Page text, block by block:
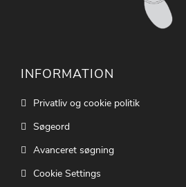
INFORMATION
Privatliv og cookie politik
Søgeord
Avanceret søgning
Cookie Settings